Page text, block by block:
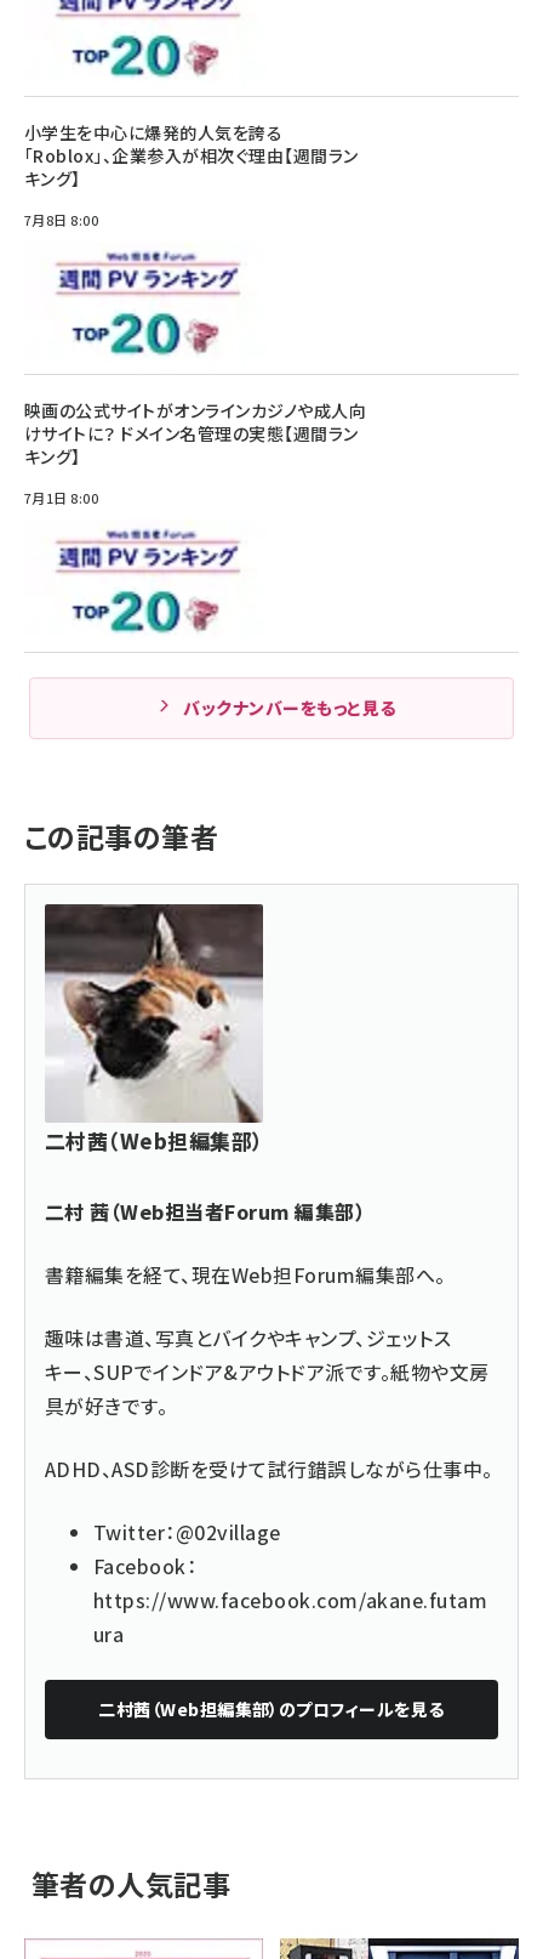
小学生を中心に爆発的人気を誇る
「Roblox」、企業参入が相次ぐ理由【週間ラン
キング】
7月8日 8:00
映画の公式サイトがオンラインカジノや成人向
けサイトに？ ドメイン名管理の実態【週間ラン
キング】
7月1日 8:00
バックナンバーをもっと見る
この記事の筆者
二村茜（Web担編集部）
二村 茜（Web担当者Forum 編集部）
書籍編集を経て、現在Web担Forum編集部へ。
趣味は書道、写真とバイクやキャンプ、ジェットス
キー、SUPでインドア&アウトドア派です。紙物や文房
具が好きです。
ADHD、ASD診断を受けて試行錯誤しながら仕事中。
Twitter：@02village
Facebook：
https://www.facebook.com/akane.futam
ura
二村茜（Web担編集部） のプロフィールを見る
筆者の人気記事